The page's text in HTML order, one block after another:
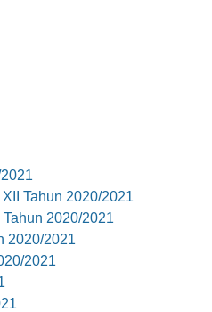
Tahun 2020/2021
2020/2021
2020/2021
2021